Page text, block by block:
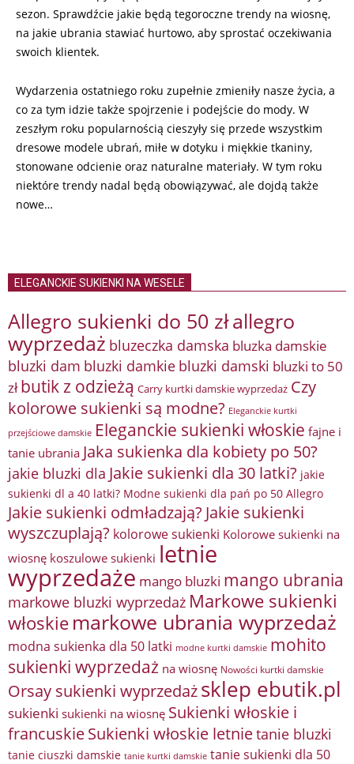
sezon. Sprawdźcie jakie będą tegoroczne trendy na wiosnę,
na jakie ubrania stawiać hurtowo, aby sprostać oczekiwania
swoich klientek.
Wydarzenia ostatniego roku zupełnie zmieniły nasze życia, a
co za tym idzie także spojrzenie i podejście do mody. W
zeszłym roku popularnością cieszyły się przede wszystkim
dresowe modele ubrań, miłe w dotyku i miękkie tkaniny,
stonowane odcienie oraz naturalne materiały. W tym roku
niektóre trendy nadal będą obowiązywać, ale dojdą także
nowe…
ELEGANCKIE SUKIENKI NA WESELE
Allegro sukienki do 50 złallegro
wyprzedaż bluzeczka damska bluzka damskie
bluzki dam bluzki damkie bluzki damski bluzki to 50
zł butik z odzieżą Carry kurtki damskie wyprzedaż Czy
kolorowe sukienki są modne? Eleganckie kurtki
przejściowe damskie Eleganckie sukienki włoskie fajne i
tanie ubrania Jaka sukienka dla kobiety po 50?
jakie bluzki dla Jakie sukienki dla 30 latki? jakie
sukienki dl a 40 latki? Modne sukienki dla pań po 50 Allegro
Jakie sukienki odmładzają? Jakie sukienki
wyszczuplają? kolorowe sukienki Kolorowe sukienki na
wiosnę koszulowe sukienki letnie
wyprzedaże mango bluzki mango ubrania
markowe bluzki wyprzedaż Markowe sukienki
włoskie markowe ubrania wyprzedaż
modna sukienka dla 50 latki modne kurtki damskie mohito
sukienki wyprzedaż na wiosnę Nowości kurtki damskie
Orsay sukienki wyprzedażsklep ebutik.pl
sukienki sukienki na wiosnę Sukienki włoskie i
francuskieSukienki włoskie letnietanie bluzki
tanie ciuszki damskie tanie kurtki damskie tanie sukienki dla 50